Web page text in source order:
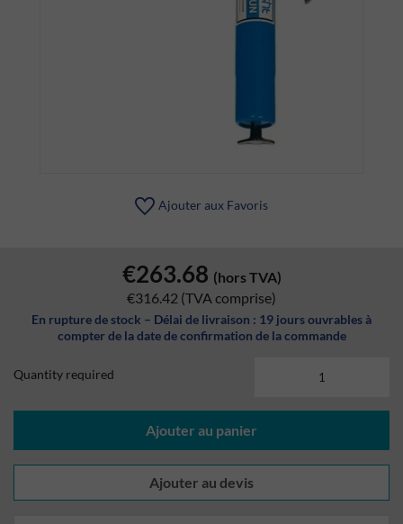
Ajouter aux Favoris
€263.68 (hors TVA)
€316.42 (TVA comprise)
En rupture de stock – Délai de livraison : 19 jours ouvrables à
compter de la date de confirmation de la commande
Quantity required
Ajouter au panier